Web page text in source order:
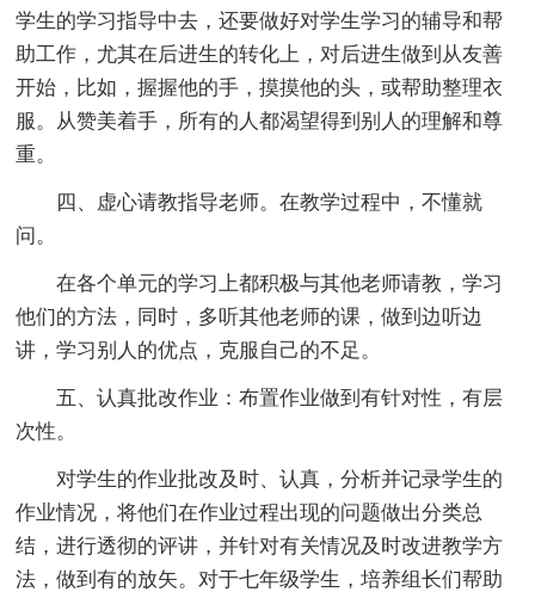
学生的学习指导中去，还要做好对学生学习的辅导和帮
助工作，尤其在后进生的转化上，对后进生做到从友善
开始，比如，握握他的手，摸摸他的头，或帮助整理衣
服。从赞美着手，所有的人都渴望得到别人的理解和尊
重。
四、虚心请教指导老师。在教学过程中，不懂就
问。
在各个单元的学习上都积极与其他老师请教，学习
他们的方法，同时，多听其他老师的课，做到边听边
讲，学习别人的优点，克服自己的不足。
五、认真批改作业：布置作业做到有针对性，有层
次性。
对学生的作业批改及时、认真，分析并记录学生的
作业情况，将他们在作业过程出现的问题做出分类总
结，进行透彻的评讲，并针对有关情况及时改进教学方
法，做到有的放矢。对于七年级学生，培养组长们帮助